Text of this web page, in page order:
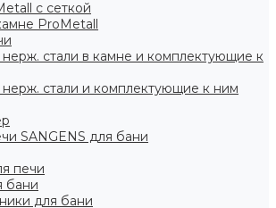
с сеткой
ProMetall
стали в камне и комплектующие к
стали и комплектующие к ним
SANGENS для бани
печи
бани
для бани